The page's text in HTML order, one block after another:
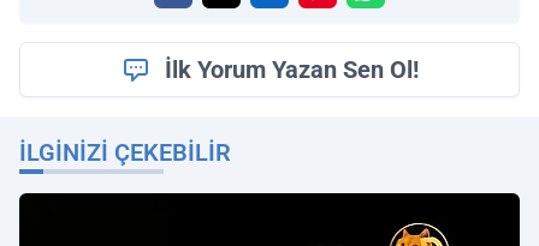
İlk Yorum Yazan Sen Ol!
İLGINIZI ÇEKEBILIR